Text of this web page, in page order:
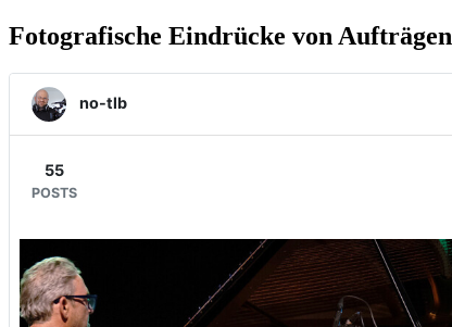
Fotografische Eindrücke von Aufträgen